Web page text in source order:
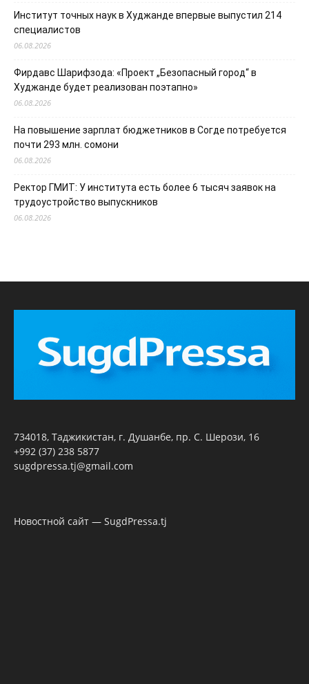
Институт точных наук в Худжанде впервые выпустил 214
специалистов
06.08.2026
Фирдавс Шарифзода: «Проект „Безопасный город“ в
Худжанде будет реализован поэтапно»
06.08.2026
На повышение зарплат бюджетников в Согде потребуется
почти 293 млн. сомони
06.08.2026
Ректор ГМИТ: У института есть более 6 тысяч заявок на
трудоустройство выпускников
06.08.2026
734018, Таджикистан, г. Душанбе, пр. С. Шерози, 16
+992 (37) 238 5877
sugdpressa.tj@gmail.com
Новостной сайт — SugdPressa.tj